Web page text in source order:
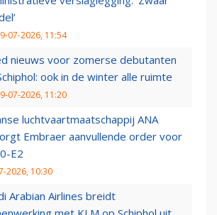
07-2026, 11:54
nieuws voor zomerse debutanten
ook in de winter alle ruimte
07-2026, 11:20
luchtvaartmaatschappij ANA
Embraer aanvullende order voor
E2
2026, 10:30
Arabian Airlines breidt